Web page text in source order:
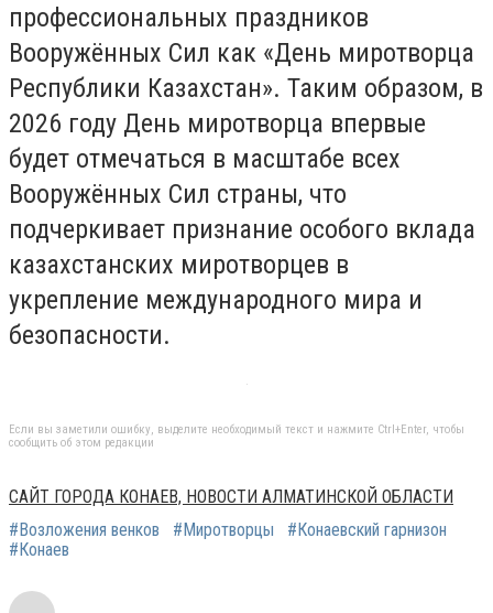
профессиональных праздников
Вооружённых Сил как «День миротворца
Республики Казахстан». Таким образом, в
2026 году День миротворца впервые
будет отмечаться в масштабе всех
Вооружённых Сил страны, что
подчеркивает признание особого вклада
казахстанских миротворцев в
укрепление международного мира и
безопасности.
Если вы заметили ошибку, выделите необходимый текст и нажмите Ctrl+Enter, чтобы
сообщить об этом редакции
САЙТ ГОРОДА КОНАЕВ, НОВОСТИ АЛМАТИНСКОЙ ОБЛАСТИ
#Возложения венков
#Миротворцы
#Конаевский гарнизон
#Конаев